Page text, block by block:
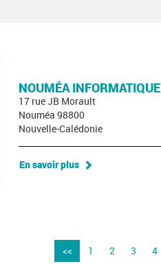
NOUMÉA INFORMATIQUE
17 rue JB Morault
Nouméa 98800
Nouvelle-Calédonie
En savoir plus
<< 1 2 3 4